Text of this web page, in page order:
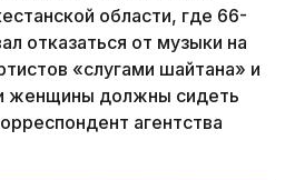
области, где 66-
отказаться от музыки на
«слугами шайтана» и
женщины должны сидеть
агентства